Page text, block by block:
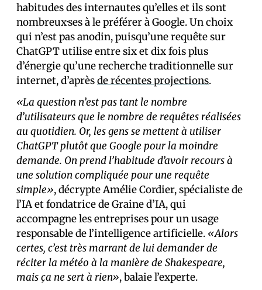
habitudes des internautes qu’elles et ils sont
nombreux·ses à le préférer à Google. Un choix
qui n’est pas anodin, puisqu’une requête sur
ChatGPT utilise entre six et dix fois plus
d’énergie qu’une recherche traditionnelle sur
internet, d’aprèsde récentes projections.
«La question n’est pas tant le nombre
d’utilisateurs que le nombre de requêtes réalisées
au quotidien. Or, les gens se mettent à utiliser
ChatGPT plutôt que Google pour la moindre
demande. On prend l’habitude d’avoir recours à
une solution compliquée pour une requête
simple», décrypte Amélie Cordier, spécialiste de
l’IA et fondatrice de Graine d’IA, qui
accompagne les entreprises pour un usage
responsable de l’intelligence artificielle. «Alors
certes, c’est très marrant de lui demander de
réciter la météo à la manière de Shakespeare,
mais ça ne sert à rien», balaie l’experte.